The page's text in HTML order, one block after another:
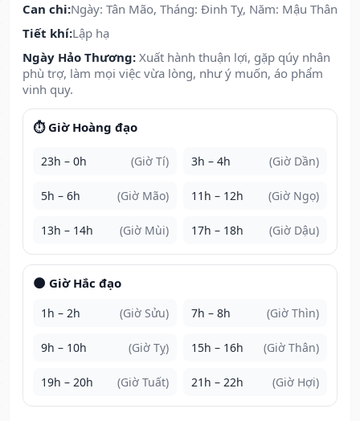
Can chi:Ngày: Tân Mão, Tháng: Đinh Tỵ, Năm: Mậu Thân
Tiết khí:Lập hạ
Ngày Hảo Thương: Xuất hành thuận lợi, gặp qúy nhân
phù trợ, làm mọi việc vừa lòng, như ý muốn, áo phẩm
vinh quy.
⏱️ Giờ Hoàng đạo
23h – 0h (Giờ Tí) 3h – 4h (Giờ Dần)
5h – 6h (Giờ Mão) 11h – 12h (Giờ Ngọ)
13h – 14h (Giờ Mùi) 17h – 18h (Giờ Dậu)
🌑 Giờ Hắc đạo
1h – 2h (Giờ Sửu) 7h – 8h (Giờ Thìn)
9h – 10h (Giờ Tỵ) 15h – 16h (Giờ Thân)
19h – 20h (Giờ Tuất) 21h – 22h (Giờ Hợi)